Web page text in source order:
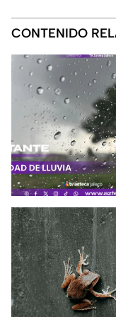
CONTENIDO